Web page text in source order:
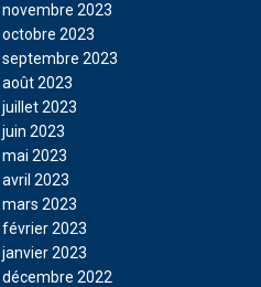
novembre 2023
octobre 2023
septembre 2023
août 2023
juillet 2023
juin 2023
mai 2023
avril 2023
mars 2023
février 2023
janvier 2023
décembre 2022